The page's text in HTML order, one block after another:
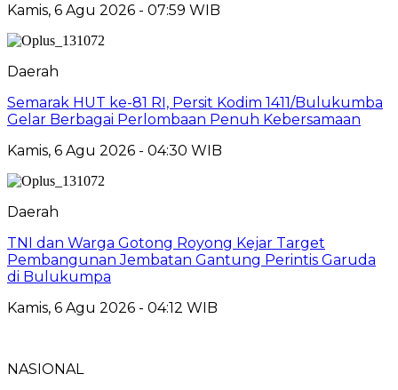
Kamis, 6 Agu 2026 - 07:59 WIB
Daerah
Semarak HUT ke-81 RI, Persit Kodim 1411/Bulukumba
Gelar Berbagai Perlombaan Penuh Kebersamaan
Kamis, 6 Agu 2026 - 04:30 WIB
Daerah
TNI dan Warga Gotong Royong Kejar Target
Pembangunan Jembatan Gantung Perintis Garuda
di Bulukumpa
Kamis, 6 Agu 2026 - 04:12 WIB
NASIONAL